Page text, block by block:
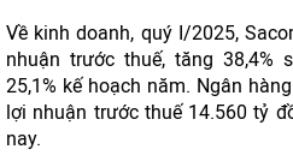
Về kinh doanh, quý I/2025,
nhuận trước thuế, tăng 38,4%
25,1% kế hoạch năm. Ngân
lợi nhuận trước thuế 14.560 tỷ
nay.